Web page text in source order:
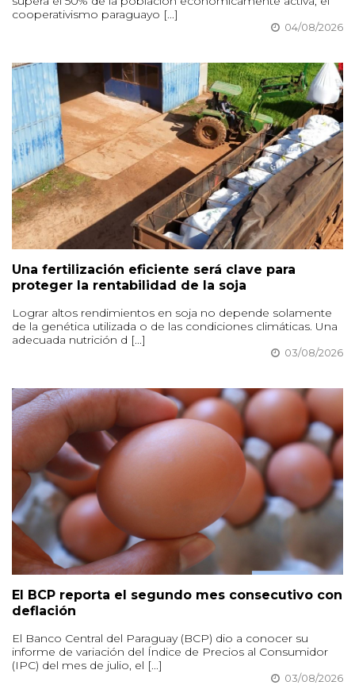
cooperativismo paraguayo [...]
04/08/2026
Una fertilización eficiente será clave para
proteger la rentabilidad de la soja
Lograr altos rendimientos en soja no depende solamente
de la genética utilizada o de las condiciones climáticas. Una
adecuada nutrición d [...]
03/08/2026
El BCP reporta el segundo mes consecutivo con
deflación
El Banco Central del Paraguay (BCP) dio a conocer su
informe de variación del Índice de Precios al Consumidor
(IPC) del mes de julio, el [...]
03/08/2026